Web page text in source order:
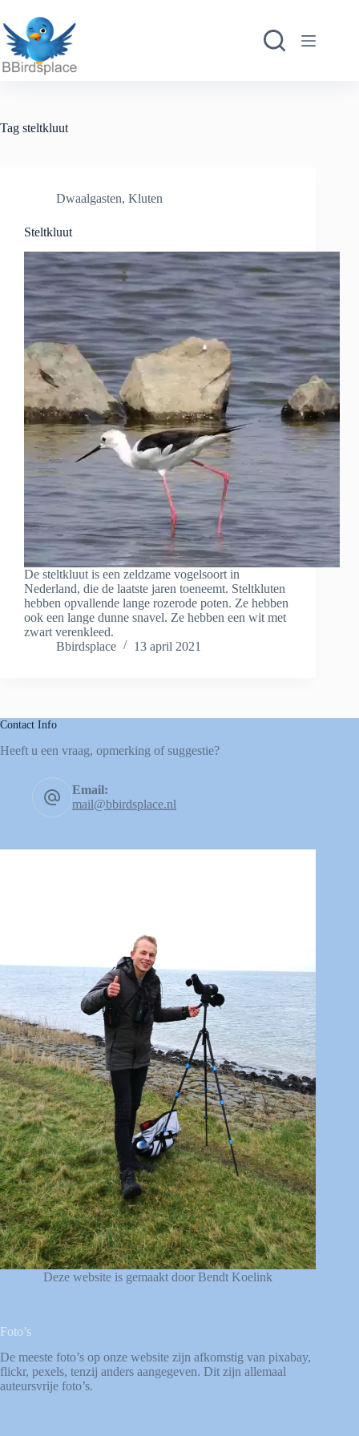
naar
de
inhoud
Tag steltkluut
Dwaalgasten, Kluten
Steltkluut
De steltkluut is een zeldzame vogelsoort in
Nederland, die de laatste jaren toeneemt. Steltkluten
hebben opvallende lange rozerode poten. Ze hebben
ook een lange dunne snavel. Ze hebben een wit met
zwart verenkleed.
Bbirdsplace
13 april 2021
Contact Info
Heeft u een vraag, opmerking of suggestie?
Email:
mail@bbirdsplace.nl
Deze website is gemaakt door Bendt Koelink
Foto’s
De meeste foto’s op onze website zijn afkomstig van pixabay,
flickr, pexels, tenzij anders aangegeven. Dit zijn allemaal
auteursvrije foto’s.